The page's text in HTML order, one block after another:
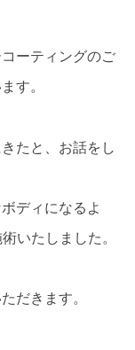
ーティングのご
す。
たと、お話をし
ディになるよ
いたしました。
だきます。